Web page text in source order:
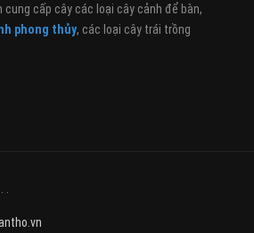
cung cấp cây các loại cây cảnh để bàn,
phong thủy, các loại cây trái trồng